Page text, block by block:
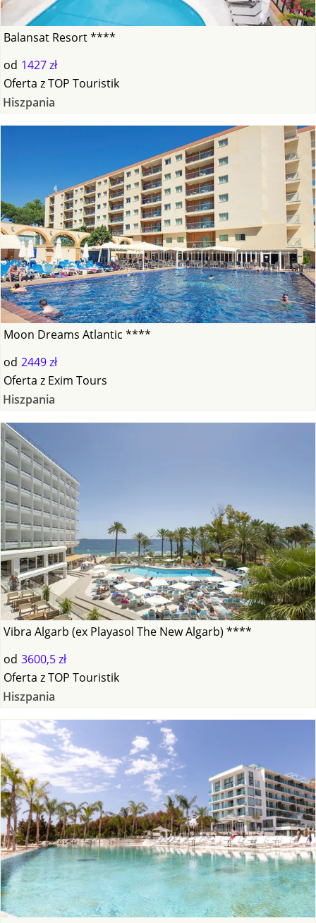
Balansat Resort ****
od 1427 zł
Oferta zTOP Touristik
Hiszpania
Moon Dreams Atlantic ****
od 2449 zł
Oferta z Exim Tours
Hiszpania
Vibra Algarb (ex Playasol The New Algarb) ****
od 3600,5 zł
Oferta zTOP Touristik
Hiszpania